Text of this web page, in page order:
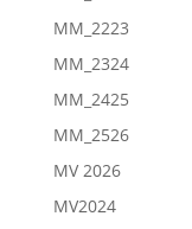
MM_2223
MM_2324
MM_2425
MM_2526
MV 2026
MV2024